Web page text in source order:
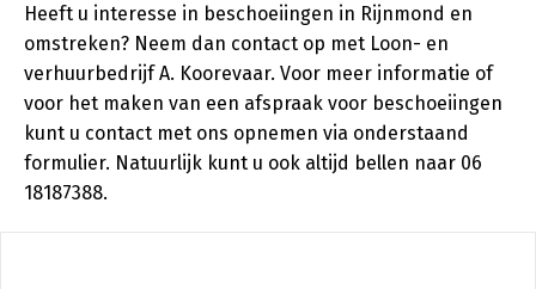
Heeft u interesse in beschoeiingen in Rijnmond en
omstreken? Neem dan contact op met Loon- en
verhuurbedrijf A. Koorevaar. Voor meer informatie of
voor het maken van een afspraak voor beschoeiingen
kunt u contact met ons opnemen via onderstaand
formulier. Natuurlijk kunt u ook altijd bellen naar 06
18187388.